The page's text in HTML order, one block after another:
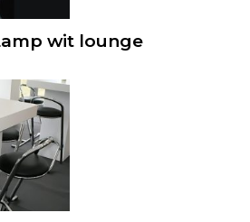
wit lounge